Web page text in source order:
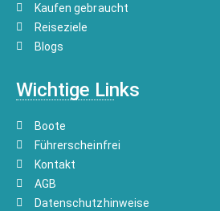
Kaufen gebraucht
Reiseziele
Blogs
Wichtige Links
Boote
Führerscheinfrei
Kontakt
AGB
Datenschutzhinweise